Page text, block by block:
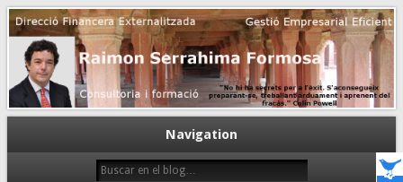
Dirección financiera de la PyME
Gestión empresarial eficiente. Dirección financiera externalizada.
Navigation